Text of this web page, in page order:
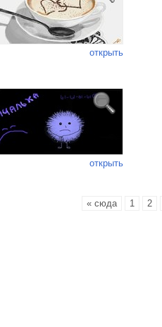
открыть
открыть
« сюда 1 2